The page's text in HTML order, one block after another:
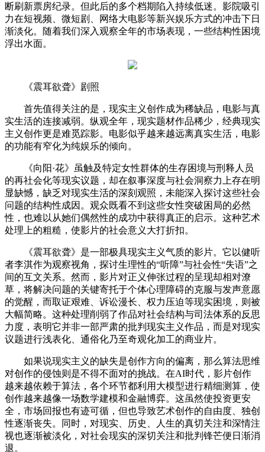
断刷新票房纪录。但此后的多个档期陷入持续低迷。影院吸引
力在短视频、微短剧、网络大电影等新兴娱乐方式的冲击下日
渐淡化。随着我们深入观察全年的市场表现，一些结构性困境
浮出水面。
《震耳欲聋》剧照
首先值得关注的是，现实主义创作成为稀缺品，电影与真
实生活的连接减弱。纵观全年，现实题材作品稀少，经典现实
主义创作更是难觅踪影。电影似乎越来越远离真实生活，电影
的功能有窄化为纯娱乐的倾向。
《向阳·花》虽触及特定女性群体的生存困境与刑释人员
的再社会化等现实议题，却在叙事深度与社会洞察力上存在明
显缺憾，缺乏对现实生活的深刻观照，未能深入探讨这些社会
问题的结构性成因。观众既看不到这些女性突破困局的必然
性，也难以从她们偶然性的成功中获得真正的启示。这种艺术
处理上的粗糙，使影片的社会意义大打折扣。
《震耳欲聋》是一部极具现实主义气质的影片。它以健听
者李淇作为观察视角，探讨生理性的“听障”与社会性“失语”之
间的互文关系。然而，影片对正义伸张过程的呈现却相对潦
草，将解决问题的关键寄托于个体心理障碍的克服与发声意愿
的觉醒，而取证艰难、诉讼漫长、权力压迫等现实困境，则被
大幅简略。这种处理削弱了作品对社会结构与司法体系的反思
力度，表明它并非一部严肃的批判现实主义作品，而是对现实
议题进行浅表化、通俗化乃至奇观化加工的商业片。
如果说现实主义的缺失是创作方向的偏离，那么算法思维
对创作的侵蚀则是不得不面对的挑战。在AI时代，影片创作
越来越依赖于算法，各个环节都利用大模型进行精细测算，使
创作越来越像一场数学建模和金融博弈。这虽然使投资更安
全，市场回报也有迹可循，但也导致艺术创作的自由度、独创
性逐渐丧失。同时，对现实、历史、人生的真切关注和深情注
视也逐渐被淡化，对社会现实的深切关注和批判锋芒便日渐消
退。